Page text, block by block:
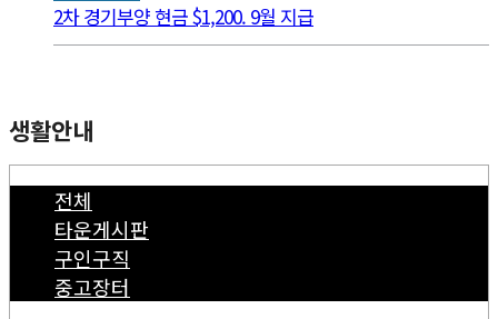
2차 경기부양 현금 $1,200. 9월 지급
생활안내
전체
타운게시판
구인구직
중고장터